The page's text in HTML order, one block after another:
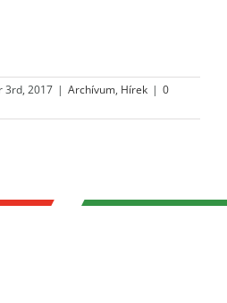
3rd, 2017 | Archívum, Hírek | 0